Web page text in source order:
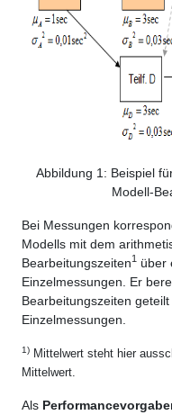
Abbildung 1 : Beispiel
Modell-
Bei Messungen
Modells mit dem
Bearbeitungszeiten1
über
Einzelmessungen. Er
Bearbeitungszeiten
Einzelmessungen.
1) Mittelwert steht hier
Mittelwert.
Als